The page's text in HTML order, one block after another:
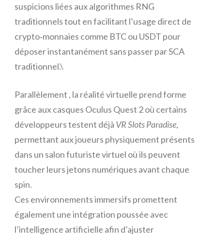
suspicions liées aux algorithmes RNG
traditionnels tout en facilitant l’usage direct de
crypto‑monnaies comme BTC ou USDT pour
déposer instantanément sans passer par SCA
traditionnel.\
Parallèlement , la réalité virtuelle prend forme
grâce aux casques Oculus Quest 2 où certains
développeurs testent déjà VR Slots Paradise,
permettant aux joueurs physiquement présents
dans un salon futuriste virtuel où ils peuvent
toucher leurs jetons numériques avant chaque
spin.
Ces environnements immersifs promettent
également une intégration poussée avec
l’intelligence artificielle afin d’ajuster